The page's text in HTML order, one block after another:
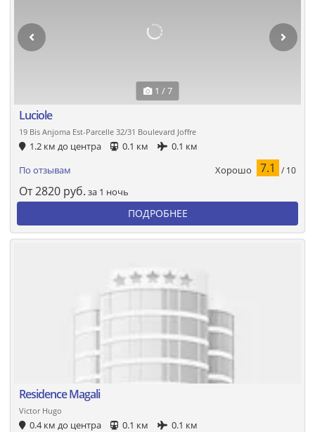
1 / 7
Luciole
19 Bis Anjoma Est-Parcelle 32/31 Boulevard Joffre
1.2 км до центра 0.1 км
0.1 км
По отзывам
Хорошо 7.1 / 10
От2820 руб. за 1 ночь
ПОДРОБНЕЕ
Residence Magali
Victor Hugo
0.4 км до центра 0.1 км
0.1 км